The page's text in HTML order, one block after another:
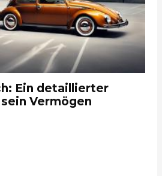
Ein detaillierter
Vermögen